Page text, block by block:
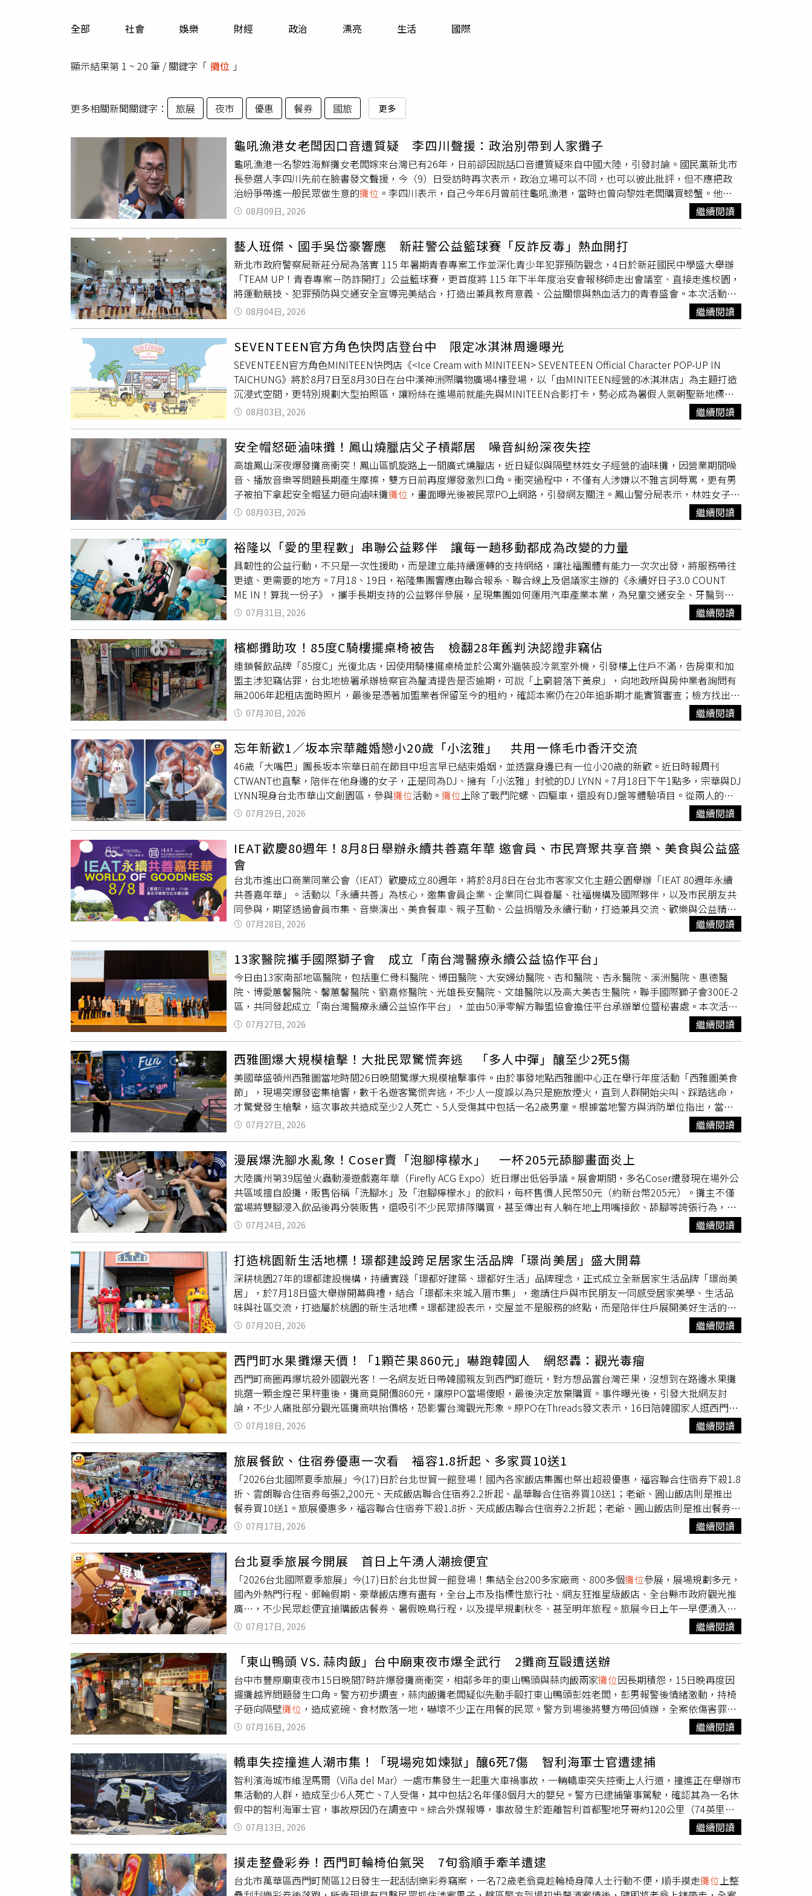
運勢
全部 社會 娛樂 財經 政治 漂亮 生活 國際
顯示結果第 1 ~ 20 筆 / 關鍵字「 攤位 」
更多相關新聞關鍵字： 旅展 夜市 優惠 餐券 國旅 更多
龜吼漁港女老闆因口音遭質疑 李四川聲援：政治別帶到人家攤子
龜吼漁港一名黎姓海鮮攤女老闆嫁來台灣已有26年，日前卻因說話口音遭質疑來自中國大陸，引發討論。國民黨新北市
長參選人李四川先前在臉書發文聲援，今（9）日受訪時再次表示，政治立場可以不同，也可以彼此批評，但不應把政
治紛爭帶進一般民眾做生意的攤位 。李四川表示，自己今年6月曾前往龜吼漁港，當時也曾向黎姓老闆購買螃蟹。他回
憶，當下並不知道對方來自越南，也不知道她具有新住民背景，單純是因為對方對海鮮相當熟悉，介紹魚類及螃蟹時展
購買螃蟹，
雙方互動就是一般消費者與商家的往來。對於近日看到黎姓老闆因口音遭到網路批評，李四川表示相當心疼。他認為，
政治人物之間有不同立場或相互批評都很正常，但不應將政治對立延伸到普通民眾身上，更不該影響他人正常做生意及
生活。李四川強調，不論黎姓老闆原本來自哪個國家，既然已經嫁到台灣並在這裡生活多年，就是台灣社會的一分子，
也是新北市民，不應單純因為說話口音而遭到質疑或攻擊。
08月09日, 2026 繼續閱讀
藝人班傑、國手吳岱豪響應 新莊警公益籃球賽「反詐反毒」熱血開打
新北市政府警察局新莊分局為落實 115 年暑期青春專案工作並深化青少年犯罪預防觀念，4日於新莊國民中學盛大舉辦
「TEAM UP！青春專案－防詐開打」公益籃球賽，更首度將 115 年下半年度治安會報移師走出會議室、直接走進校園，
將運動競技、犯罪預防與交通安全宣導完美結合，打造出兼具教育意義、公益關懷與熱血活力的青春盛會。本次活動由
新莊分局與新莊國民中學共同主辦，並獲得台北尚德 BMW 及新北中信特攻籃球隊的熱情響應，共同推廣青少年正當休
閒活動，鼓勵青年朋友透過球類運動培養團隊合作、自我紀律及正向價值觀，進而遠離各類犯罪誘惑。活動特別邀請到
藝人班傑以及籃球國手吳岱豪蒞臨共襄盛舉，與現場青年朋友親切分享運動精神與健康生活理念；此外，台灣國際反詐
騙協會理事長王珮蓓也率領團隊進行專業識詐宣導，重點提醒民眾如何防範假投資、高薪海外打工誘騙、簡訊釣魚連結
等新型態詐騙手法，實質提升全民識詐免疫力。比賽現場除了安排青少年組與成年組的交流賽外，更規劃女子交流賽及
「豪傑交流賽」，促進不同世代與不同領域間的熱絡互動，展現運動無界、公益同行的精神。現場同時設置交通安全宣
導攤位，透過趣味的「號誌翻翻樂」互動遊戲寓教於樂，有效提升民眾與學生的交通安全觀念。新莊分局表示，今年暑
期青春專案將持續結合多元化的宣導活動，全面推動反詐騙、反毒及掃黑等重點工作，並持續透過校園、社區與企業的
三方合作，強化青少年法治教育與自我保護能力。治安工作需要全民共同參與，盼能透過熱血球賽將識詐、防毒與交通
安全觀念帶入每個家庭與社區，攜手打造更安全、幸福的成長環境。
08月04日, 2026 繼續閱讀
SEVENTEEN官方角色快閃店登台中 限定冰淇淋周邊曝光
SEVENTEEN官方角色MINITEEN快閃店《<Ice Cream with MINITEEN> SEVENTEEN Official Character POP-UP IN
TAICHUNG》將於8月7日至8月30日在台中漢神洲際購物廣場4樓登場，以「由MINITEEN經營的冰淇淋店」為主題打造
沉浸式空間，更特別規劃大型拍照區，讓粉絲在進場前就能先與MINITEEN合影打卡，勢必成為暑假人氣朝聖新地標。
這次快閃店以「由MINITEEN經營的冰淇淋店」為核心概念，將角色世界完整搬進現實空間，從店面氛圍到拍照場景皆
圍繞冰淇淋店主題設計，讓訪客彷彿真的走進MINITEEN親自經營的店鋪，沉浸在充滿童趣與互動感的空間體驗。主辦
片，提前感受MINITEEN的魅力。正式走進快閃店後，首先映入眼簾的是主拍照區與周邊商品販售區，現場更設置冰淇
淋餐車，搭配化身店員造型的MINITEEN角色迎接每位訪客，不僅完整呼應冰淇淋店設定，也讓整體空間更具故事感。
活動現場同時規劃完善參觀動線，讓粉絲能自在停留拍照、慢慢欣賞每個角落，享受沉浸式逛店體驗，不只是購物，更
像走進角色的日常世界。除了場景設計吸睛之外，本次快閃店也同步推出多款限定周邊商品，全面呼應冰淇淋主題，包
括融入冰淇淋甜筒造型設計的鑰匙圈、磁鐵，以及冰淇淋餐車造型保冷袋，還有能重現MINITEEN冰淇淋
的小型壓
克力立牌等，每一款都以本次活動限定販售為特色，兼具收藏價值與拍照話題，也讓不少粉絲準備提前規劃購買清單。
MINITEEN是由SEVENTEEN成員親自參與製作的官方角色，每位角色都融入成員各自的喜好與個性，因此不僅擁有鮮明
特色，也深受全球CARAT喜愛。此次快閃店無論空間設計或商品企劃，同樣依照各角色設定打造，讓角色魅力從平面延
伸至實體空間，也讓粉絲能更近距離感受SEVENTEEN官方角色世界觀，成為此次活動的重要亮點之一。《<Ice Cream
with MINITEEN> SEVENTEEN Official Character POP-UP IN TAICHUNG》將於2026年8月7日至8月30日於台中漢神洲
際購物廣場4樓舉行，營業時間為每日上午11點至晚間10點，最後入場時間為晚間9點50分。其中8月7日至8月16日採線
上預約入場，8月17日起則依現場人流狀況開放排隊入場，實際安排將依現場公告調整。
08月03日, 2026 繼續閱讀
安全帽怒砸滷味攤！鳳山燒臘店父子槓鄰居 噪音糾紛深夜失控
高雄鳳山深夜爆發攤商衝突！鳳山區凱旋路上一間廣式燒臘店，近日疑似與隔壁林姓女子經營的滷味攤，因營業期間噪
音、播放音樂等問題長期產生摩擦，雙方日前再度爆發激烈口角。衝突過程中，不僅有人涉嫌以不雅言詞辱罵，更有男
子被拍下拿起安全帽猛力砸向滷味攤攤位 ，畫面曝光後被民眾PO上網路，引發網友關注。鳳山警分局表示，林姓女子已
於今（8）日凌晨完成報案，警方將通知蔡姓父子到案說明，進一步釐清事件經過。警方初步調查，59歲林姓女子在凱
旋路經營滷味攤，隔壁則為蔡姓一家經營的廣式燒臘店，由於兩間店面位置相鄰，雙方疑似因營業期間產生的噪音及播
女經營的 攤位大力砸下，現場氣氛一度十分火爆，所幸衝突並未造成人員受傷。警方指出，林女於8日凌晨2時許前往派
出所完成報案程序，指控66歲蔡姓燒臘店負責人在衝突期間涉嫌以不雅言詞辱罵她；另外，31歲蔡姓男子則涉嫌持安全
帽砸向 攤位，並對林女出言恫嚇。林女事後分別針對相關行為提出公然侮辱及恐嚇告訴，希望警方依法處理。由於相關
衝突影片已被民眾上傳網路，也讓這起原本發生在相鄰店家間的糾紛受到外界關注。至於雙方先前是否曾因噪音問題多
次發生爭執，以及當天衝突的完整起因、相關言詞及行為是否涉及刑事責任，仍有待警方進一步調查釐清。鳳山警分局
表示，目前已正式受理案件，後續將通知蔡姓父子到案說明，並依現有影像、當事人陳述及其他相關事證依法偵辦。同
時，警方也將持續約制雙方保持理性、避免再次發生衝突。至於林女提出的公然侮辱及恐嚇告訴，最終是否構成相關犯
罪，仍須由司法機關依調查結果及具體事證認定。
08月03日, 2026 繼續閱讀
裕隆以「愛的里程數」串聯公益夥伴 讓每一趟移動都成為改變的力量
具韌性的公益行動，不只是一次性援助，而是建立能持續運轉的支持網絡，讓社福團體有能力一次次出發，將服務帶往
更遠、更需要的地方。7月18、19日，裕隆集團響應由聯合報系、聯合線上及倡議家主辦的《永續好日子3.0 COUNT
ME IN！算我一份子》，攜手長期支持的公益夥伴參展，呈現集團如何運用汽車產業本業，為兒童交通安全、牙醫到
府、偏鄉教育及生態復育等行動提供穩定移動力。展區以實體版「愛的里程大富翁」設計互動關卡，民眾透過擲骰子、
推動模型車等遊戲，認識高齡接送、偏鄉課輔、就醫協助等移動需求，並在最後一站「里程銀行」投票選出關注的環境
及社會議題，作為裕隆未來推動公益行動的參考。這套遊戲也是「愛的里程數」公益平台的縮影。裕隆發現，傳統捐車
雖能協助社福組織，後續養車與維修成本卻可能成為負擔，因此首創「里程銀行」共享概念，將租車、共享車及多元計
程車等既有商業服務轉化為公益資源。社福團體可依任務需求，選擇貨車或電動車等適合車款，降低交通與營運成本。
平時載著多種永續課程的「硬派卡」來到現場，是裕隆集團攤位 最醒目的招牌。（圖片提供／裕隆集團）活動現場，由
中華汽車J SPACE改裝的永續行動車「硬派卡」，化身「逆風樓咖啡館」快閃店。逆風劇團與逆風協會長期陪伴逆境兒
少，並運用「愛的里程數」免費租車服務，前往新竹、屏東等偏鄉地區推動戲劇課程及生命教育。另一公益夥伴
「Beyond Playmaking超越遊戲」，以95公分兒童視角重新檢視號誌秒數、人行道與庇護島等都市交通設計，並曾與裕
隆合作舉辦兒童交通工作坊。「牙驛通」則推動牙醫到府服務，安排醫療團隊攜帶設備前往身障者及失能長者家中，裕
隆提供交通支持，減輕長途移動與器材運送負擔。主角澎澎跟皮皮穿上工作服，傳授水土保持的基本常識。（圖片提供
／裕隆集團）活動第二天，裕隆與萬花筒劇團共同創作的環境教育兒童劇《Why？壞！一起守護山林》登台演出，透過
冒險故事向親子傳達氣候變遷、水土保持及生態保育觀念。劇情靈感來自裕隆與山林復育協會合作建置的「裕苗山丘」
苗圃，培育台灣珍貴原生樹種，未來再種回山林及校園綠地。從2016年「幸福輪轉手」到「愛的里程數」，裕隆持續整
合旗下車輛及共享運具資源，轉化為隨需使用的公益車隊。目前已與44家社福夥伴合作，讓企業本業、社福專業與大眾
參與彼此串聯，使每一次服務出勤，都能精準抵達最需要的角落。
07月31日, 2026 繼續閱讀
檳榔攤助攻！85度C騎樓擺桌椅被告 檢翻28年舊判決認證非竊佔
連鎖餐飲品牌「85度C」光復北店，因使用騎樓擺桌椅並於公寓外牆裝設冷氣室外機，引發樓上住戶不滿，告房東和加
盟主涉犯竊佔罪，台北地檢署承辦檢察官為釐清提告是否逾期，可說「上窮碧落下黃泉」，向地政所與房仲業者詢問有
無2006年起租店面時照片，最後是憑著加盟業者保留至今的租約，確認本案仍在20年追訴期才能實質審查；檢方找出司
法院39年前的研究意見與高等法院28年前一份判決，認定外牆並非房屋主結構，使用外牆不符合竊佔罪的定義，至於騎
樓桌椅則可隨時搬走，也不構成竊佔，因此偵結不起訴。家住85度C光復北店樓上的周姓婦人，對於一樓店面租給誰沒
意見，但無法接受店家沒得到她同意就在騎樓擺餐桌椅，因為她是土地共有者之一；周姓婦人也不滿公寓外牆裝了3台
冷氣機、鐵架與遮雨棚，認為85度C的分店負責人和房東共同竊佔土地及外牆的所有權。85度C同棟鄰居不滿外牆加裝冷
氣、告加盟主和房東竊佔罪。（圖／翻攝Google Maps）邱姓房東並未到庭接受北檢偵訊，僅透過律師表達不認罪，他
在2005年買下店面後，只招租「建物一樓」沒出租騎樓和外牆。鄭姓加盟主供稱，從2006年8月1日開始承租店面，當
時只加裝冷氣，其餘設施原本就在，他也否認竊佔。《刑法》追訴時效曾在2005年修法，從輕罪到重罪全面延長追訴時
間，竊佔最重可判刑5年，屬於「最重本刑為三年以上十年未滿有期徒刑之罪」，追訴期從10年拉長為20年，新法生效
日剛好在2006年7月1日，如果本案有證據可證明外牆最後加裝時間早於2006年7月1日，應適用舊法的10年追訴期，可
直接以告訴逾期為由結案。北檢發函給台北市松山地政事務所、永慶房屋仲介公司，想調閱當時店面使用照片，但都因
為年代久遠已超過法定保存期限無法提供，既然難以查明外牆設備設置時間，檢察官唯一能認定的事證，就是當年合約
的起租日確實寫著2006年8月1日，所以視為最後進行外牆加裝的日期。檢方確認本案追訴期滿是今年8月1日之後，展開
「考古」工作，1987年司法院曾對於公寓一樓招牌掛在二樓外牆是否犯竊佔罪的兩派學說進行核示，最終採取「僅屬民
事上之侵權行為，不能以刑法上之竊佔罪論擬」，因此檢方認定外牆只是房屋結構體的一部分，並非主體，85度C店面
使用外牆沒有侵害樓上住戶的「房屋支配權」。1998年高等法院審理台北市一名攤販，他在路邊擺攤賣檳榔被起訴竊佔
罪，但因為檳榔攤位
下有車輪可移動而獲判無罪，法官指出，竊佔必須「建立新的占有支配關係」，是持續使用而且獨
佔的狀態；85度C竊佔案的承辦檢察官引用高院這件判決，騎樓桌椅實際上可以想收就收，不具有「排他性」也能隨時
結束繼續占有，不符竊占的構成要件，因此不起訴加盟主與房東。這是北檢第三度不起訴，前兩次都被高檢署發回重
查。承辦檢察官透露，刑事不起訴，並不代表房東和加盟業者完全站得住腳，提告的住戶可另循民事求償途徑，請求以
租金行情給付不當得利。
07月30日, 2026 繼續閱讀
忘年新歡1／坂本宗華離婚戀小20歲「小泫雅」 共用一條毛巾香汗交流
46歲「大嘴巴」團長坂本宗華日前在節目中坦言早已結束婚姻，並透露身邊已有一位小20歲的新歡。近日時報周刊
CTWANT也直擊，陪伴在他身邊的女子，正是同為DJ、擁有「小泫雅」封號的DJ LYNN。7月18日下午1點多，宗華與DJ
LYNN現身台北市華山文創園區，參與攤位活動。 攤位上除了戰鬥陀螺、四驅車，還設有DJ盤等體驗項目。從兩人的社
群平台可發現，2人疑似共同經營一間位於文山區、以戰鬥陀螺與四驅車為主題的遊戲店。華山當天高溫炎熱，宗華肩
上掛著毛巾，不時拿起來擦拭汗水。（圖／本刊攝影組）沒多久，DJ LYNN向宗華索討同一條毛巾，直接往臉上擦。
（圖／本刊攝影組）當天高溫炎熱，宗華肩上掛著一條毛巾，不時擦拭汗水。就在他擦完汗後，LYNN自然地向他伸手索
取毛巾，隨即用同一條毛巾擦拭自己的臉部、脖子及胸口，之後再順手掛回宗華肩上。雙方動作自然，友人似乎也看得
很習慣，從如此種種跡象似乎也證實兩人「戀愛ing」。擺攤期間，除了使用同一條毛巾之外，其餘時間沒有出現什麼
「黏TT」的親熱畫面，不過，當宗華陪著友人的孩子玩戰鬥陀螺時，LYNN則在一旁拿起手機記錄畫面，互動自然卻不
張揚。活動進行到一半，兩人先後點菸解癮，疑似違反園區禁菸規定。（圖／本刊攝影組）不過在溫馨互動之餘，宗華
和LYNN皆在疑似非吸菸區吸菸，宗華還會走到建築物後方角落抽菸，LYNN則直接在 攤位附近解煙癮。依華山文創園區
公告，園區除指定吸菸區外全面禁菸，違者可依《菸害防制法》第31條，處新台幣2,000元以上、1萬元以下罰鍰。收攤
後，一行人轉往支持熊仔演唱會，但未等演出結束便先行離場。（圖／本刊攝影組）兩人上車前再度吞雲吐霧，不過這
回有乖乖前往指定吸菸區。（圖／本刊攝影組）傍晚6點多，攤位活動告一段落，一行人先將物品搬回停車場的車上，
隨後前往欣賞熊仔演唱會。晚間7點34分，宗華、LYNN與一名男性友人提前離場，先到停車場旁的吸菸區抽菸，之後與
友人道別，兩人便驅車離開。跟友人告別後，宗華跟女友一起到餐廳覓食，僅花15分鐘就解決晚餐。（圖／本刊攝影
組）晚間8點出頭，車子停在大安區一處停車場，兩人步行前往一家清粥小菜用餐。等待入座期間，沒有甜蜜互動，也
少見交談，各自低頭滑著手機，反而流露出一種相處已久的自在感。8點21分入店點餐，或許餓了一整天，15分鐘後便
迅速用餐完畢離開。離開餐廳時，宗華先上車，LYNN則留下處理停車費，兩人分工自然、默契十足。約莫晚間9點，累
了一天的兩人一同回到文山區住處。（圖／本刊攝影組）晚間9點多，車子一路駛回文山區一處社區，停妥後，兩人並
肩走進同一棟公寓，為這一天的行程畫下句點。◎提醒您：吸菸有害健康、吸菸害人害己。
07月29日, 2026 繼續閱讀
IEAT歡慶80週年！8月8日舉辦永續共善嘉年華 邀會員、市民齊聚共享音樂、美食與公益盛
會
台北市進出口商業同業公會（IEAT）歡慶成立80週年，將於8月8日在台北市客家文化主題公園舉辦「IEAT 80週年永續
共善嘉年華」。活動以「永續共善」為核心，邀集會員企業、企業同仁與眷屬、社福機構及國際夥伴，以及市民朋友共
同參與，期望透過會員市集、音樂演出、美食餐車、親子互動、公益捐贈及永續行動，打造兼具交流、歡樂與公益精神
的週年活動。IEAT自1947年成立至今，長期扮演臺灣企業拓展國際市場的重要橋梁，目前擁有約6,700家會員企業。80
年來，持續陪伴臺灣產業走向世界，並為經濟發展與社會進步貢獻力量。IEAT表示，今年首度以大型戶外嘉年華形式慶
祝創會周年，希望提供會員企業及其家人一個放鬆交流的平台，在輕鬆愉快的氛圍中凝聚彼此情誼。活動規劃六大亮
點，其中「會員市集．美食饗宴」匯聚近40個特色攤位，包含會員品牌、異國料理及人氣餐車，讓民眾一次品味多元美
食，也感受貿易產業與生活的緊密連結。舞台節目則由曾代表臺灣參與國際賽事的HRC KIDS揭開序幕，並邀請法式香頌
樂團、原民創作歌手等接力演出，帶來融合異國文化與夏日氛圍的精彩表演。此外，也安排瓷器拼貼藝術體驗，在專業
老師帶領下創作專屬瓷盤及馬克杯，留下80週年的美好回憶。現場另規劃夢幻泡泡、氣球互動、布袋球挑戰等親子活
動，以及波希米亞風野餐與拍照區，同時提供寵物友善空間，歡迎會員攜家帶眷及毛小孩共享歡樂時光。民眾也可參加
集章、打卡及抽獎活動，增添互動樂趣。「IEAT 80週年永續共善嘉年華」將於8月8日上午9時30分至下午5時於台北市
客家文化主題公園舉行，誠摯邀請會員企業、同仁、家屬及各界民眾一同參與，在音樂、美食與歡笑中，共同見證IEAT
80週年的重要時刻。活動資訊 • 活動名稱：IEAT 80週年永續共善嘉年華 • 活動日期：2026年8月8日 (六) • 入場時
間：上午9時30分~下午5時 • 活動地點：台北市客家文化主題公園（台北市中正區汀州路三段2號） • 交通方式：捷運
松山新店線「台電大樓站」5號出口，步行約4分鐘 • 活動專線：02-2581-3521分機455（蔡先生） • 活動網站：
https://www.ieatpe.org.tw/ch/80th/carnival.html
07月28日, 2026 繼續閱讀
13家醫院攜手國際獅子會 成立「南台灣醫療永續公益協作平台」
今日由13家南部地區醫院，包括重仁骨科醫院、博田醫院、大安婦幼醫院、杏和醫院、杏永醫院、溪洲醫院、惠德醫
院、博愛蕙馨醫院、馨蕙馨醫院、劉嘉修醫院、光雄長安醫院、文雄醫院以及高大美杏生醫院，聯手國際獅子會300E-2
區，共同發起成立「南台灣醫療永續公益協作平台」，並由50淨零解方聯盟協會擔任平台承辦單位暨秘書處。本次活動
獲中華民國總統賴清德及副總統蕭美琴分別致賀電，高雄市議員林智鴻亦親自出席，肯定健康深耕理念及醫療永續合作
方向，展現中央與地方對健康臺灣政策及跨域合作推動醫療永續的重視。 50淨零解方聯盟協會理事長謝伯彬表示，今天
造南台灣最大的醫療永續公益合作平台，透過醫療院所、公益社團、中小企業及ESG解方夥伴的跨域合作，協助串聯健
康深耕、智慧醫療、低碳改善、社區照護、人才培育及供應鏈合作等資源 ，並建立後續媒合與合作機制，讓醫療永續從
政策願景落實為具體行動，同時促進地方產業升級與跨域資源整合。全體ESG健康深耕供應鏈夥伴合影。（圖片來源／
主辦單位）本次論壇亦獲得迎蜂有限公司、開啟品牌行銷顧問、福味樂生物科技有限公司、亞德隆貿易有限公司、荷緻
時尚、大久國際有限公司以及有裕婚禮蛋糕等企業共同支持，集結智慧醫療、健康照護、節能設備、教育訓練、社會影
響力、長照服務及ESG顧問等不同領域資源，共同投入南台灣醫療永續推動。主辦單位50淨零解方聯盟協會國際公關發
言人温志文表示，企業不只是供應鏈夥伴，更是推動健康促進、永續治理與社會責任的重要力量，期望透過論壇建立醫
療院所與企業間的合作橋梁，攜手打造兼具健康照護、社會影響力與永續發展的醫療生態圈。論壇將聚焦健康促進、醫
療永續、產業媒合及人才培育四大主軸，透過主題論壇、政策分享、解方短講及供應鏈媒合交流，協助醫療院所盤點永
續需求，並串聯智慧醫療、節能設備、健康促進、長照服務、教育訓練、ESG顧問及低碳採購等多元資源，促進醫療院
所、公益團體與企業間的資源對接，建立跨域合作機制，為後續合作奠定基礎。除促進醫療供應鏈合作外，論壇由國際
獅子會300E-2區葉金淑總監串聯醫療院所及地方公益資源，共同建構健康深耕合作平台，未來透過社區健康促進、健康
知識推廣及公益服務等合作模式，協助醫院實踐ESG社會責任，讓醫療服務從院內延伸至社區，擴大健康照護與永續治
理的影響力，徹底落實賴清德總統推動之健康深耕計畫醫療永續。以論壇為起點，持續推動醫療永續生態圈，本次論壇
邀集南台灣13家醫療院所、超過50家供應商及40個公益社團共同參與，透過論壇交流、攤位展示、合作備忘錄簽訂，作
為後續一對一媒合的重要基礎。主辦單位期盼藉由本次論壇建立南台灣醫療永續與健康深耕ESG供應鏈媒合平台，持續
串聯醫療院所、公益團體、政府資源與企業夥伴，推動健康促進、醫療永續及產業合作，並由開啟品牌行銷顧問打造社
會影響力，逐步形成可複製、可持續的跨域合作模式，讓醫療永續從單一活動發展為長期合作機制，未來，平台將持續
由50淨零解方聯盟協會擔任平台秘書處，串聯政府、醫療院所、公益團體及企業資源，推動健康深耕、醫療永續與ESG
治理，讓更多地區醫院共同加入，逐步形成可複製、可持續的合作模式。
07月27日, 2026 繼續閱讀
西雅圖爆大規模槍擊！大批民眾驚慌奔逃 「多人中彈」釀至少2死5傷
美國華盛頓州西雅圖當地時間26日晚間驚爆大規模槍擊事件。由於事發地點西雅圖中心正在舉行年度活動「西雅圖美食
節」，現場突爆發密集槍響，數千名遊客驚慌奔逃，不少人一度誤以為只是施放煙火，直到人群開始尖叫、踩踏逃命，
才驚覺發生槍擊，這次事故共造成至少2人死亡、5人受傷其中包括一名2歲男童。根據當地警方與消防單位指出，當時
西雅圖中心正舉辦一年一度的美食節，園區聚集數千名民眾，目擊者表示，槍聲突然響起後，人群四散奔逃，整座約30
公頃的園區瞬間陷入混亂。25歲瓦科納博（Estan Wakonabo）受訪時表示，他與女友原本正在排隊購買美食，由於人
潮擁擠幾乎寸步難行，槍響後就發生互相推擠、踩踏的情況，「現場完全是一片混亂。」他事後返回現場拍攝時，還看
見多名中槍者倒地，其中一具遺體已覆蓋黃色布單。另一名目擊者史金納（Paul Skinner）說，第一時間還以為只是煙
火聲，「接著氣氛完全變了，大批人潮開始往回衝，我立刻叫所有員工趴下。」網路流出的直播畫面也疑似拍下槍擊瞬
間，可聽見有人大喊「槍擊！槍擊！」另一人則不停高喊「趴下！趴下！趴下！」隨後大批民眾驚恐逃離現場。西雅圖
消防局表示，除2名死者外，另有5人受傷包括一名2歲男童，其中4人已送醫治療，另有一名40歲女子僅受輕傷。目前送
醫患者皆為槍傷，一名56歲女子傷勢嚴重並接受手術緊急治療，其餘傷者狀況穩定。事發後警方立即封鎖現場並呼籲民
眾不要靠近，截至當日晚間為止仍未公布犯案動機，也未證實是否已有嫌犯落網。受到槍擊事件影響，當地電影院緊急
疏散觀眾，多名持槍警員進入館內搜索；西雅圖單軌列車也宣布提前停駛，港景醫學中心則一度部分封鎖，加強戒備，
準備收治大量傷患。「西雅圖美食節」是當地歷史悠久的大型年度活動，去年共吸引約28萬2000人參加。今年活動原本
安排數百個美食攤位與音樂演出，未料卻因這起槍擊案蒙上陰影。
07月27日, 2026 繼續閱讀
漫展爆洗腳水亂象！Coser賣「泡腳檸檬水」 一杯205元舔腳畫面炎上
大陸廣州第39屆螢火蟲動漫遊戲嘉年華（Firefly ACG Expo）近日爆出低俗爭議。展會期間，多名Coser遭發現在場外公
共區域擅自設攤，販售俗稱「洗腳水」及「泡腳檸檬水」的飲料，每杯售價人民幣50元（約新台幣205元）。攤主不僅
當場將雙腳浸入飲品後再分裝販售，還吸引不少民眾排隊購買，甚至傳出有人躺在地上用嘴接飲、舔腳等誇張行為，相
關畫面曝光後迅速在網路引發熱議。主辦單位獲報後已第一時間介入，將所有涉事人員驅離，並強調將全面杜絕類似低
俗行為。有目擊者指出，現場甚至出現排隊購買、躺地接飲及舔腳等誇張行為，引發外界熱議。綜合陸媒報導，事件發
生於7月17日至20日舉辦的第39屆廣州螢火蟲動漫遊戲嘉年華。根據現場影片及多名目擊者描述，多名Coser未經主辦
單位核准，在展場外公共區域私自設攤，以「洗腳水」、「泡腳檸檬水」為號召販售特色飲品，攤位
樂」，實際販售方式卻引發巨大爭議。現場畫面顯示，攤主直接將雙腳浸泡在裝有飲料的容器中，再將飲品分裝販售，
每杯售價人民幣50元（約新台幣205元）。令人傻眼的是，不少民眾不僅沒有排斥，反而排隊購買，甚至有人直接躺在
地上用嘴接飲，還有人做出舔腳等誇張舉動，引來大批圍觀民眾拍照錄影，也讓不少一般遊客及動漫迷直呼難以接受，
認為早已超出角色扮演、互動娛樂及網路玩梗的合理範圍。不少網友指出，這種販售「洗腳水」的玩法，其實是模仿日
前美國加州FanimeCon動漫展曾出現的爭議事件。當時有Coser推出所謂「腳汁」飲品，依不同互動方式訂定收費標
準，包括浸泡飲料、直接將飲料淋過腳部後飲用等內容，以獵奇手法吸引話題，在社群平台掀起廣泛討論。事件發生
後，網路一度流傳有消費者飲用後出現肺部感染，甚至對Coser提起訴訟，但後續相關健康傳聞並未獲官方證實，也缺
乏醫療證據支持，被認為屬於未經查證的網路謠言。不過，這種以低俗、獵奇方式炒作話題的行銷模式，仍遭到外界一
致批評。如今類似模式被搬到大陸動漫展，也讓不少網友痛批，這是將海外爭議作法原封不動照搬，為了博取流量與關
注，不惜突破公序良俗底線，不僅破壞展會形象，也讓整個二次元文化再次陷入口碑危機。社群平台上充斥「惡俗」、
「噁心」、「根本不是玩梗」、「丟動漫圈的臉」等批評聲浪，不少動漫迷也認為，少數人的出格行為，讓真正認真投
入角色扮演、攝影創作及同好交流的愛好者無辜背負負面標籤。螢火蟲動漫展主辦單位表示，涉事攤位並非官方核准設
置，接獲通報後已立即派員到場處理，將所有涉事Coser驅離現場，並明確禁止任何低俗、獵奇或違反公共秩序的擺攤
及互動行為。未來也將加強展場內外巡查與管理，避免類似事件再次發生，全力維護健康、安全的動漫展交流環境。有
動漫產業人士指出，動漫展鼓勵創意、角色扮演及同好互動，但所有活動仍應建立在尊重公序良俗及公共秩序的前提
下。若為了追求流量刻意模仿海外爭議事件，以低俗、獵奇方式吸引關注，不僅無助於動漫文化發展，更可能讓少數極
端案例掩蓋多數創作者與動漫迷多年累積的正面形象，對整個二次元社群造成長遠的負面影響。
07月24日, 2026 繼續閱讀
打造桃園新生活地標！璟都建設跨足居家生活品牌「璟尚美居」盛大開幕
深耕桃園27年的璟都建設機構，持續實踐「璟都好建築、璟都好生活」品牌理念，正式成立全新居家生活品牌「璟尚美
居」，於7月18日盛大舉辦開幕典禮，結合「璟都未來城入厝市集」，邀請住戶與市民朋友一同感受居家美學、生活品
味與社區交流，打造屬於桃園的新生活地標。璟都建設表示，交屋並不是服務的終點，而是陪伴住戶展開美好生活的開
始。璟尚美居的成立，正是延伸璟都建設永續宅服務的重要一環，希望透過整合家具、家飾、空間規劃與居家美學，提
供消費者更完整、更便利的一站式居家解決方案，讓每位住戶都能輕鬆打造理想中的幸福居所。從交屋到入住 一站式打
造理想生活空間璟尚美居以「讓美好生活，從家開始」為品牌宗旨，整合家具選品、空間設計、軟裝搭配與客製化家具
服務，依據不同家庭成員、生活習慣與空間需求，提供專業規劃建議。現場展示包含客廳、餐廳、臥室、書房及家飾等
多元生活空間，並引進現代、老錢、包豪斯、輕奢等多種風格，從家具尺寸、材質、色彩到整體配置皆可量身訂製，讓
居家設計更貼近每位家庭的生活樣貌。此外，璟尚美居也將透過影音內容分享家具製程、選材工藝及設計理念，讓消費
者深入了解每件家具背後的品質與細節，體驗兼具美感與實用性的居家生活。璟都建設機構總經理高林鋒表示，璟尚美
居主打「量身訂做、非千篇一律」，未來不排除於其他縣市展店，服務更多消費者。（圖／業者提供）開幕結合入厝市
、美食餐車、親子互動及
街頭藝人演出，讓住戶與民眾在選購家具之餘，也能享受充滿人情味的生活市集氛圍。活動期間更推出開幕限定優惠，
凡至璟尚美居參觀打卡即可參加抽獎，獎品包含家具優惠券、品牌家電等超過10萬元好禮；璟都APP會員憑會員頁面還
可兌換市集消費券，邀請璟都家族一同共享開幕喜悅。「璟尚美居」開幕當天同步舉辦「璟都未來城入厝市集」，現場
集結特色攤位與美食餐車及街頭藝人演出，吸引眾多住戶與民眾同樂。（圖／業者提供）深耕桃園27年 打造建築之外的
生活價值璟都建設董事長黃國明表示，璟都建設深耕桃園27年，始終相信，一棟好房子不只是建築本身，更應延伸至每
一位住戶的生活品質。從建築規劃、交屋服務，到社區經營、會員平台、交通接駁及居家生活服務，璟都建設持續完善
永續宅服務體系，希望讓住戶感受到真正的安心與便利。此次成立璟尚美居，不僅是品牌版圖的重要里程碑，更代表璟
都建設從「蓋好房」進一步邁向「創造美好生活」，未來也將持續導入更多生活品牌與服務資源，陪伴每個家庭打造更
有溫度、更有品味的幸福居家，實踐「璟都好建築、璟都好生活」的品牌承諾。
07月20日, 2026 繼續閱讀
西門町水果攤爆天價！「1顆芒果860元」嚇跑韓國人 網怒轟：觀光毒瘤
西門町商圈再爆坑殺外國觀光客！一名網友近日帶韓國親友到西門町遊玩，對方想品嘗台灣芒果，沒想到在路邊水果攤
挑選一顆金煌芒果秤重後，攤商竟開價860元，讓原PO當場傻眼，最後決定放棄購買。事件曝光後，引發大批網友討
論，不少人痛批部分觀光區攤商哄抬價格，恐影響台灣觀光形象。原PO在Threads發文表示，16日陪韓國家人逛西門町
時，對方看到水果攤販售芒果，便想買來嘗鮮。當時
標示價格為每100公克80元，由於不清楚水果實際重量，便隨
手挑選一顆金煌芒果請店家秤重計價。沒想到秤重完成後，老闆竟表示一顆芒果要價860元，讓原PO直呼難以置信。她
表示，「雖然知道觀光地的物價會比較貴，但是一顆欸！一顆860這個價格也太驚悚了吧，聽完直接嚇到逃跑。」貼文
曝光後，不少網友分析，以每100公克80元換算，相當於每台斤約480元，與一般市場販售價格相比高出許多。有網友指
出，目前市場上金煌芒果價格通常遠低於此，也有人分享在超市一顆僅約89元，認為860元的售價明顯偏高。留言區也
湧入大批網友批評，「台灣觀光業的毒瘤」、「絕對不要在西門町買水果，寧可到全聯裡面也有賣」、「不要在任何夜
市、商圈 、旅遊景點買水果，那種景區的水果攤販連台灣人都不會買」、「這樣一斤480超級貴，產季大概2-30非產地
大概6-70上下，480已經是坑人了」、「西門町的攤商真的是台灣之恥，專門坑外國遊客」。另有不少網友建議，旅客
若想購買台灣水果，可優先選擇超市、量販店或傳統市場等明碼標價的通路，價格相對透明，也較能避免因秤重計價產
生消費爭議。
07月18日, 2026 繼續閱讀
旅展餐飲、住宿券優惠一次看 福容1.8折起、多家買10送1
「2026台北國際夏季旅展」今(17)日於台北世貿一館登場！國內各家飯店集團也祭出超殺優惠，福容聯合住宿券下殺1.8
折、雲朗聯合住宿券每張2,200元、天成飯店聯合住宿券2.2折起、晶華聯合住宿券買10送1；老爺、圓山飯店則是推出
餐券買10送1。旅展優惠多，福容聯合住宿券下殺1.8折、天成飯店聯合住宿券2.2折起；老爺、圓山飯店則是推出餐券買
10送1。（圖／方萬民攝）全台最大連鎖飯店福容大飯店現場設攤推出「聯合住宿券」，主打全台19家分店自由搭配使
用，從親子玩水、海景度假到離島慢旅一次滿足。「聯合住宿券」福容會員限定買15送2，平均一張只要2,815元；「福
容美食通用券」每張只要1,067元起，持券可於全台福容據點彈性兌換多項人氣餐飲內容，包含雙人五道式套餐、自助
餐、經典片鴨三吃及多人桌菜饗宴等。針對福容家會員，現場購買成套商品可玩「福容夾夾樂」，有機會帶走價值2萬
元的「環島任你遊」住宿券；此外，展期每天下午兩點於 攤位準時推出限量福隆國際沙雕藝術季門票及500元大禮包免
費搶活動。雲朗觀光集團今年推出多款靈活配置且超值的商品，包含明星商品「雲朗聯合住宿券」、萬元有找的雲品山
景客房住宿，以及君品酒店茶苑牛排套餐券，並規劃早鳥下單抽獎活動，滿足旅人的多元度假需求。深受市場青睞的指
標商品「雲朗聯合住宿券」，今年持續以每張2,200元的價格登場，持券一張可雙人入住翰品酒店高雄雅緻客房或兆品酒
店嘉義雅緻、經典客房一晚，亦可加價400元入住品文旅礁溪文漾家庭房。持券兩張可升級入住君品酒店雅緻客房、翰
品高雄豪華套房並加贈紅酒、兆品嘉義和式房或寶桑町屋日式町屋雙房，亦可加價400元入住品文旅礁溪樂旅小閣樓。
旅展今日上午一早便湧入大批人潮排隊搶購限時限量推出的星級飯店的優惠餐券、住宿券。（圖／方萬民攝）天成飯店
集團集結旗下六館聯合祭出年度優惠，包含台北天成大飯店和台北花園大酒店，以及天成文旅-蜂巢、天成文旅-華山
町、天成文旅-繪日之丘與桃園高爾夫俱樂部‧悅華大酒店，六館擇一聯合住宿券2.2折起，平日住宿含早餐每張售價
3,200元，如使用兩張券可入住台北花園大酒店雅緻家庭四人房。瑞穗天合國際觀光酒店推出平日雙人住宿券每張
10,999元起，享一泊二食，全新品牌天成逸旅-蝴蝶谷，平日雙人住宿券每張7,099元起，享一泊三食，以上兩館另推出
三天兩夜聯賣優惠13,999元。旗下餐飲品牌翠庭中餐廳、百合西餐廳、饗聚廚房、PRIME ONE牛排館、花園thai thai與
華山町餐酒館，各式餐券5.1折起。老爺酒店集團則推出「聯合餐飲券買10送1」，全台12家老爺餐廳通用，從頂級百匯
到精緻異國料理皆可彈性體驗，包含最受歡迎的台北老爺酒店Le Café咖啡廳，憑券享平日雙人自助午餐或晚餐2客，相
當於6折優惠，非常適合精打細算的小資族群或福委會企業團購。飯店部分，北投老爺酒店祭出最高享一位孩童免費入
住的限定好康，礁溪老爺酒店則主推暑假指定日期免加價。而知本老爺酒店更宣告9月全新改裝回歸，推出旅展限定雙
人一泊二食7,500元，買10張送1張，10月31前入住，每房再加碼贈送500元館內消費金，全面滿足家庭消暑度假與饕客
聚餐需求。晶華酒店集團也推出「環遊晶華集團聯合住宿券」，每張售價3,000元，並享有「買十送一」或是「買十送亞
洲萬里通8,000哩程數」的超值優惠，無論是在台北或是台南城市度假、於礁溪或是北投泡溫泉、亦或前往太魯閣享受國
家級景觀，都是聰明消費的年度最佳旅遊選項。深受消費者喜愛的台北晶華酒店栢麗廳則推出早餐、午餐、下午茶及假
日晚餐等多款優惠券，其中平日午餐及下午茶單人套票皆祭出「買十送一」優惠。集團旗下餐廳泰市場也同步推出平日
午餐雙人、四人優惠券及午、晚餐套票，滿足不同聚餐需求。圓山大飯店此次以「探索圓山‧魅力無限」為主題，除精
07月17日, 2026 繼續閱讀
台北夏季旅展今開展 首日上午湧人潮撿便宜
「2026台北國際夏季旅展」今(17)日於台北世貿一館登場！集結全台200多家廠商、800多個攤位參展，展場規劃多元，
國內外熱門行程、郵輪假期、豪華飯店應有盡有，全台上市及指標性旅行社、網友狂推星級飯店、全台縣市政府觀光推
廣…，不少民眾趁便宜搶購飯店餐券、暑假晚鳥行程，以及提早規劃秋冬、甚至明年旅程。旅展今日上午一早便湧入大
批人潮排隊搶購餐券星級飯店餐券。（圖／方萬民攝）此次主辦單位祭出加碼福利，早鳥入場免費送補給禮或紅包，還
能抽29吋行李箱。報到即抽30萬購物金，消費滿額再加碼送神券、天天抽機票。舞台區有行李箱爭霸戰，線上還能預測
自助單人下午茶餐券》，每張優惠價999元（原價1,518元），一早便湧入大批民眾進場排隊。除了餐飲票券外，同步推
出多款住宿優惠方案，《行政客房住宿券》規劃一泊一食與一泊二食兩款方案，每張7,699元起即可入住。一泊一食方案
可享彩匯自助餐廳豐盛早餐，一泊二食方案則再加碼彩匯自助晚餐。旅展期間同步推出《夏日逸享優惠》限量禮遇，
《行政客房平日雙人住宿券》原價20,790元，優惠價6,088元（不含早餐），以29折的超值價格每日線上限量販售。而
展攤最具話題性的是福泰飯店集團，有別於市場上常見的住宿券促銷模式，業者把床與房務車直接搬進展場。業者表
示，福泰想展現「讓職人被看見」而非「低價競爭搶客」的核心理念，因此將實際服役中的房務車搬進展場，公開各類
工具的使用情境，也是外界罕見能一窺飯店工作秘辛的機會；另外，每日舉辦兩場「鋪床互動競賽」，讓訪客親自體驗
房務員的專業日常，完賽即有機會把免費住宿券帶回家！ 地方展館也有亮點，桃園展館主打夏日活動慶典，更舉辦「跑
酷闖關遊戲」挑戰，民眾透過體感跑動完成遊戲任務，透過遊戲認識桃園秘境及新興景點，成功過關即可獲得金穗米花
脆菓、南棗核桃糕等桃園涮嘴零食。展覽期間還有蘭園養蜂場及一級棒農場分別帶來環保蜂蠟布及夏季防蚊液 DIY 體
驗。此外，桃園館更集結桃園住宿、餐券及特色伴手禮等多項旅展限定優惠，消費就送實用好禮，還有機會抽中限量
「舒華樂桃桃行李箱」，優惠、好禮、互動體驗一次滿足。屏東縣政府今年則延續「城市遊樂園」主題概念，特別安排
高人氣「南國四寶」超萌角色IP現身，打造具互動感與沉浸式的南國遊樂場景，邀請民眾親臨現場，透過角色故事、趣
味活動與特色商品，搶先感受屏東獨有的陽光、海洋與人文魅力。為回饋民眾支持，展期間特別推出「滿額好禮大放
送」活動，於館內消費達699元、999 元及 1,299 元即可參加現場抽獎，將多款屏東精美好禮帶回家。
07月17日, 2026 繼續閱讀
「東山鴨頭 VS. 蒜肉飯」台中廟東夜市爆全武行 2攤商互毆遭送辦
台中市豐原廟東夜市15日晚間7時許爆發攤商衝突，相鄰多年的東山鴨頭與蒜肉飯兩家攤位因長期積怨，15日晚再度因
擺攤越界問題發生口角。警方初步調查，蒜肉飯攤老闆疑似先動手毆打東山鴨頭彭姓老闆，彭男報警後情緒激動，持椅
子砸向隔壁攤位 ，造成瓷碗、食材散落一地，嚇壞不少正在用餐的民眾。警方到場後將雙方帶回偵辦，全案依傷害罪嫌
函送。目擊民眾拍下畫面可見，彭男手持椅子朝蒜肉飯
猛砸，現場一片混亂。警方表示，兩家相鄰攤商長期關係不
越界問題再度爆發衝突，雙方均有肢體衝突，事後均被帶回警局，依傷害罪嫌函送偵辦。蒜肉飯攤
商事後在社群平台發文表示，案發過程及對方多次挑釁均有影像存證，後續將循司法程序處理；並向當晚受影響的用餐
及外帶顧客致歉，表示願意提供全額退費，請受影響民眾私訊聯繫辦理後續事宜。
07月16日, 2026 繼續閱讀
轎車失控撞進人潮市集！「現場宛如煉獄」釀6死7傷 智利海軍士官遭逮捕
智利濱海城市維涅馬爾（Viña del Mar）一處市集發生一起重大車禍事故，一輛轎車突失控衝上人行道，撞進正在舉辦市
集活動的人群，造成至少6人死亡、7人受傷，其中包括2名年僅8個月大的嬰兒。警方已逮捕肇事駕駛，確認其為一名休
假中的智利海軍士官，事故原因仍在調查中。綜合外媒報導，事故發生於距離智利首都聖地牙哥約120公里（74英里）
的維涅馬爾市，事發地點為當地知名的「考波利坎市集」（Caupolicán Fair）。據了解，肇事駕駛疑似在行經市集附近
道路時失控，車子衝上人行道後高速衝撞攤販及行人。社群平台流傳的住宅監視器畫面顯示，白色轎車高速衝入市集攤
區，現場民眾四散逃命，場面十分混亂，截至目前為止共有6人死亡、7人受傷，所幸傷者目前均無生命危險。根據現
場目擊者表示，肇事車輛原本還正常沿著車道行駛，但速度相當快，隨即突然衝上人行道，撞擊
轉。警方表示，車輛最後撞上公車站牌後才停止，若未被阻擋，恐怕還會一路往前衝，造成更嚴重傷亡，事故發生後大
07月13日, 2026 繼續閱讀
摸走整疊彩券！西門町輪椅伯氣哭 7旬翁順手牽羊遭逮
台北市萬華區西門町鬧區12日發生一起刮刮樂彩券竊案，一名72歲老翁竟趁輪椅身障人士行動不便，順手摸走攤位上整